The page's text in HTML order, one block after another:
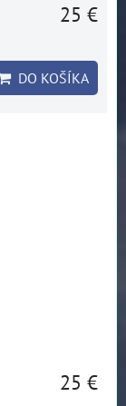
25 €
DO KOŠÍKA
25 €